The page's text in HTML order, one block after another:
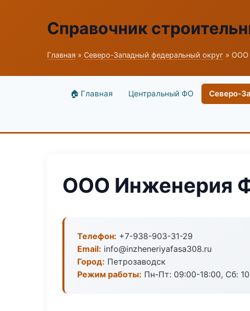
Справочник
Главная » Северо-Западный федеральный округ » ООО
🏠 Главная Центральный ФО Северо-
ООО Инженерия
Телефон: +7-938-903-31-29
Email: info@inzheneriyafasa308.ru
Город: Петрозаводск
Режим работы: Пн-Пт: 09:00-18:00, Сб: